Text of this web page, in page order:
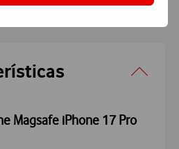
Magsafe iPhone 17 Pro